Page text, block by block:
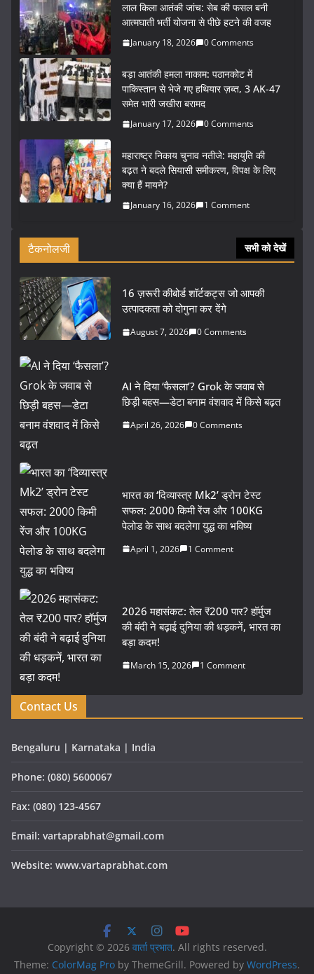
लाल किला आतंकी जांच: सेब की फसल बनी
आत्मघाती भर्ती योजना से पीछे हटने की वजह
January 18, 2026 0 Comments
बड़ा आतंकी हमला नाकाम: पठानकोट में
पाकिस्तान से भेजे गए हथियार ज़ब्त, 3 AK-47
समेत भारी जखीरा बरामद
January 17, 2026 0 Comments
महाराष्ट्र निकाय चुनाव नतीजे: महायुति की
बढ़त ने बदले सियासी समीकरण, विपक्ष के लिए
क्या हैं मायने?
January 16, 2026 1 Comment
टैकनोलजी सभी को देखें
16 ज़रूरी कीबोर्ड शॉर्टकट्स जो आपकी
उत्पादकता को दोगुना कर देंगे
August 7, 2026 0 Comments
AI ने दिया ‘फैसला’? Grok के जवाब से
छिड़ी बहस—डेटा बनाम वंशवाद में किसे बढ़त
April 26, 2026 0 Comments
भारत का ‘दिव्यास्त्र Mk2’ ड्रोन टेस्ट
सफल: 2000 किमी रेंज और 100KG
पेलोड के साथ बदलेगा युद्ध का भविष्य
April 1, 2026 1 Comment
2026 महासंकट: तेल ₹200 पार? हॉर्मुज
की बंदी ने बढ़ाई दुनिया की धड़कनें, भारत का
बड़ा कदम!
March 15, 2026 1 Comment
Contact Us
Bengaluru | Karnataka | India
Phone: (080) 5600067
Fax: (080) 123-4567
Email: vartaprabhat@gmail.com
Website: www.vartaprabhat.com
Copyright © 2026 वार्ता प्रभात. All rights reserved.
Theme: ColorMag Pro by ThemeGrill. Powered by WordPress.